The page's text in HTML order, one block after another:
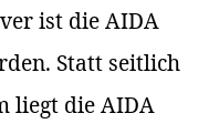
ist die AIDA
Statt seitlich
liegt die AIDA